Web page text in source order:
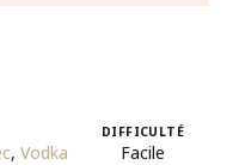
, Vodka
DIFFICULTÉ
Facile